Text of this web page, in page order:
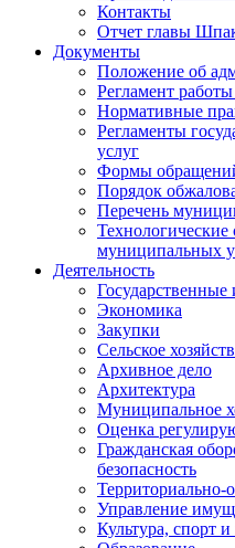
Контакты
Отчет главы
Документы
Положение об
Регламент
Нормативные
Регламенты
услуг
Формы
Порядок
Перечень
Технологические
муниципальных
Деятельность
Экономика
Закупки
Сельское
Архивное дело
Архитектура
Муниципальное
Оценка
Гражданская
безопасность
Территориально-
Управление
Культура, спорт